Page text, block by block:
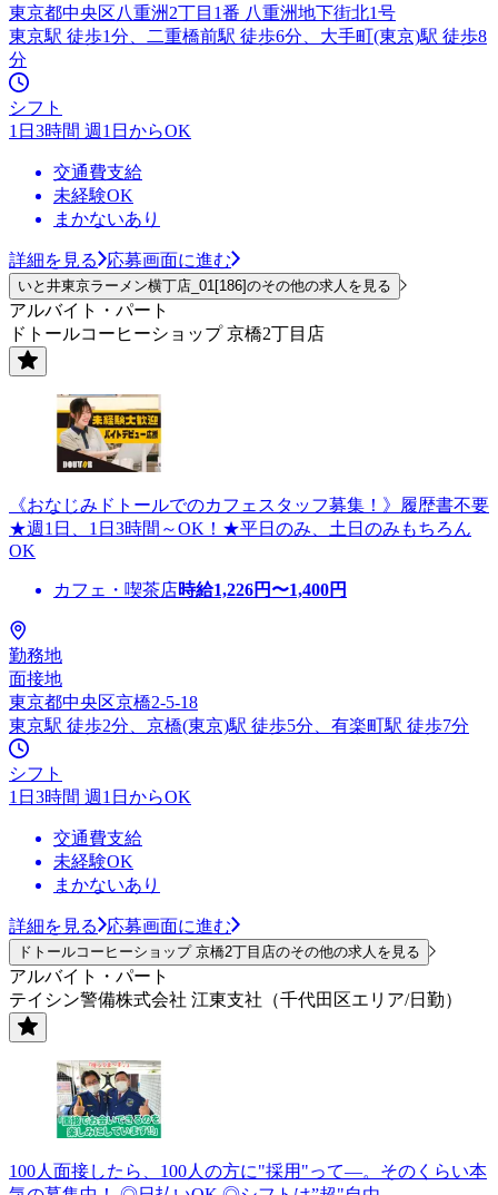
東京都中央区八重洲2丁目1番 八重洲地下街北1号
東京駅 徒歩1分、二重橋前駅 徒歩6分、大手町(東京)駅 徒歩8
分
シフト
1日3時間 週1日からOK
交通費支給
未経験OK
まかないあり
詳細を見る 応募画面に進む
いと井東京ラーメン横丁店_01[186]のその他の求人を見る
アルバイト・パート
ドトールコーヒーショップ 京橋2丁目店
《おなじみドトールでのカフェスタッフ募集！》履歴書不要
★週1日、1日3時間～OK！★平日のみ、土日のみもちろん
OK
カフェ・喫茶店時給1,226円〜1,400円
勤務地
面接地
東京都中央区京橋2-5-18
東京駅 徒歩2分、京橋(東京)駅 徒歩5分、有楽町駅 徒歩7分
シフト
1日3時間 週1日からOK
交通費支給
未経験OK
まかないあり
詳細を見る 応募画面に進む
ドトールコーヒーショップ 京橋2丁目店のその他の求人を見る
アルバイト・パート
テイシン警備株式会社 江東支社（千代田区エリア/日勤）
100人面接したら、100人の方に"採用"って―。そのくらい本